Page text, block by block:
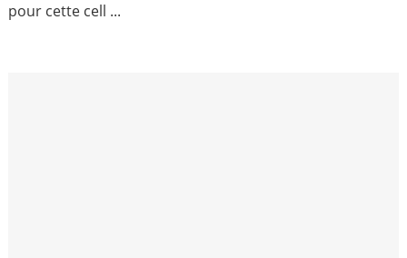
pour cette cell ...